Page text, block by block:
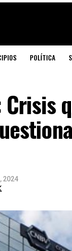
POLÍTICA
2024